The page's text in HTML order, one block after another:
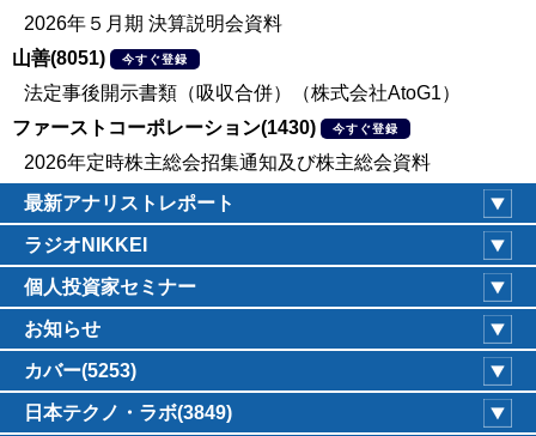
2026年５月期 決算説明会資料
山善(8051)
今すぐ登録
法定事後開示書類（吸収合併）（株式会社AtoG1）
ファーストコーポレーション(1430)
今すぐ登録
2026年定時株主総会招集通知及び株主総会資料
最新アナリストレポート
ラジオNIKKEI
個人投資家セミナー
お知らせ
カバー(5253)
日本テクノ・ラボ(3849)